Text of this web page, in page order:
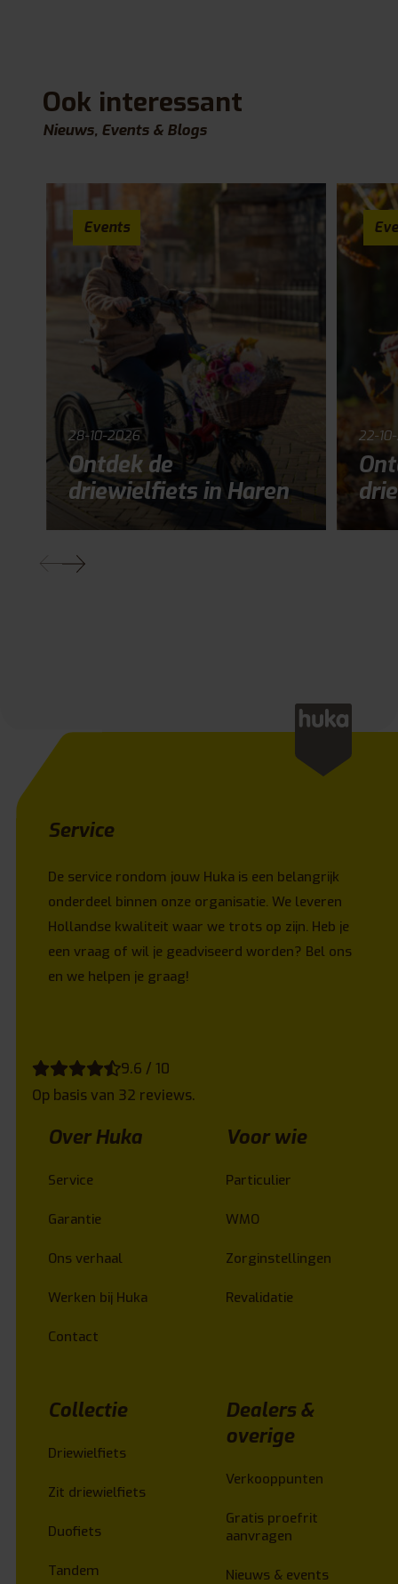
Ook interessant
Nieuws, Events & Blogs
Events
28-10-2026
Ontdek de
driewielfiets in Haren
22-
Service
De service rondom jouw Huka is een belangrijk
onderdeel binnen onze organisatie. We leveren
Hollandse kwaliteit waar we trots op zijn. Heb je
een vraag of wil je geadviseerd worden? Bel ons
en we helpen je graag!
9.6 / 10
Op basis van 32 reviews.
Over Huka
Service
Garantie
Ons verhaal
Werken bij Huka
Contact
Voor wie
Particulier
WMO
Zorginstellingen
Revalidatie
Collectie
Driewielfiets
Zit driewielfiets
Duofiets
Tandem
Dealers &
overige
Verkooppunten
Gratis proefrit
aanvragen
Nieuws & events